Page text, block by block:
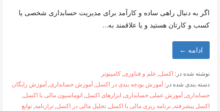
اگر به دنبال راهی ساده و کارآمد برای مدیریت حسابداری شخصی یا
کسب و کارتان هستید و یا علاقمند به…
ادامه ←
نوشته شده در: اکسل, علم و فناوری, کامپیوتر
دسته بندی شده در:آموزش بودجه بندی در اکسل,آموزش حسابداری,آموزش رایگان
حسابداری,آموزش عملی حسابداری, ابزارهای اکسل, اتوماسیون مالی با اکسل,
اکسل پیشرفته, برنامه ریزی مالی با اکسل, تحلیل مالی در اکسل, ترازنامه, توابع